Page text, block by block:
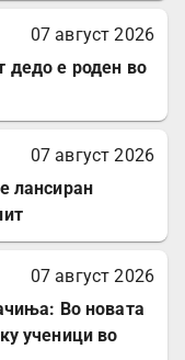
07 август 2026
дедо е роден во
07 август 2026
лансиран
07 август 2026
Во новата
ученици во